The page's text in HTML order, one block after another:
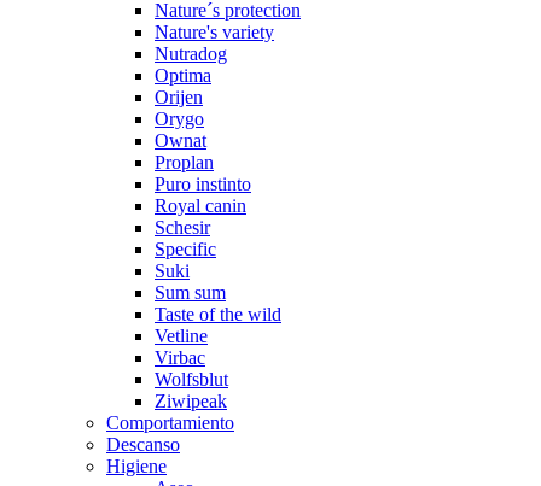
Nature´s protection
Nature's variety
Nutradog
Optima
Orijen
Orygo
Ownat
Proplan
Puro instinto
Royal canin
Schesir
Specific
Suki
Sum sum
Taste of the wild
Vetline
Virbac
Wolfsblut
Ziwipeak
Comportamiento
Descanso
Higiene